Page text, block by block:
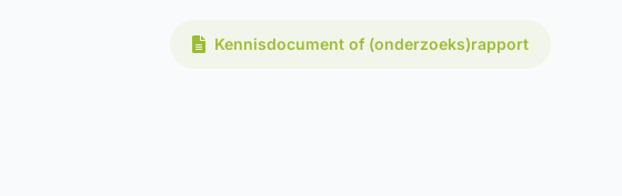
Kennisdocument of (onderzoeks)rapport